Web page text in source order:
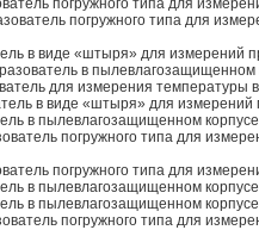
погружного типа для
погружного типа для
в виде «штыря» для измерений
в пылевлагозащищенном
для измерения температуры
в виде «штыря» для
в пылевлагозащищенном
погружного типа для
погружного типа для
в пылевлагозащищенном
в пылевлагозащищенном
погружного типа для